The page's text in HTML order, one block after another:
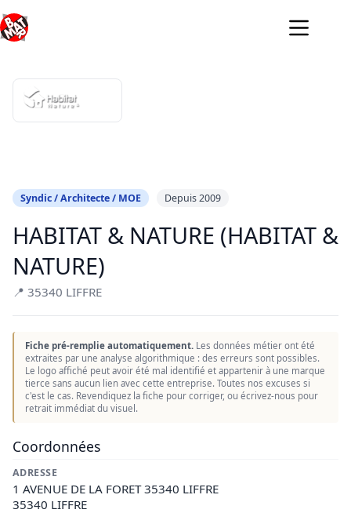
au
contenu
Syndic / Architecte / MOE Depuis 2009
HABITAT & NATURE (HABITAT &
NATURE)
📍 35340 LIFFRE
Fiche pré-remplie automatiquement. Les données métier ont été
extraites par une analyse algorithmique : des erreurs sont possibles.
Le logo affiché peut avoir été mal identifié et appartenir à une marque
tierce sans aucun lien avec cette entreprise. Toutes nos excuses si
c'est le cas. Revendiquez la fiche pour corriger, ou écrivez-nous pour
retrait immédiat du visuel.
Coordonnées
ADRESSE
1 AVENUE DE LA FORET 35340 LIFFRE
35340 LIFFRE